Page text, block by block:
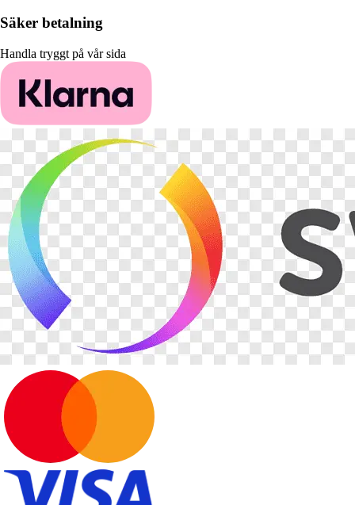
Säker betalning
Handla tryggt på vår sida